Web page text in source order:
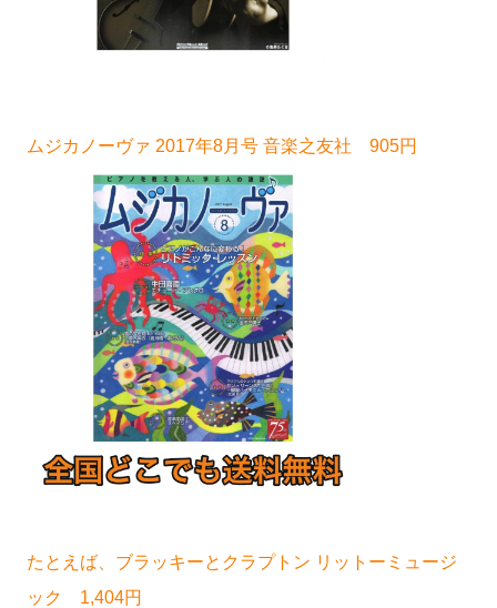
ムジカノーヴァ 2017年8月号 音楽之友社 905円
たとえば、ブラッキーとクラプトン リットーミュージ
ック 1,404円